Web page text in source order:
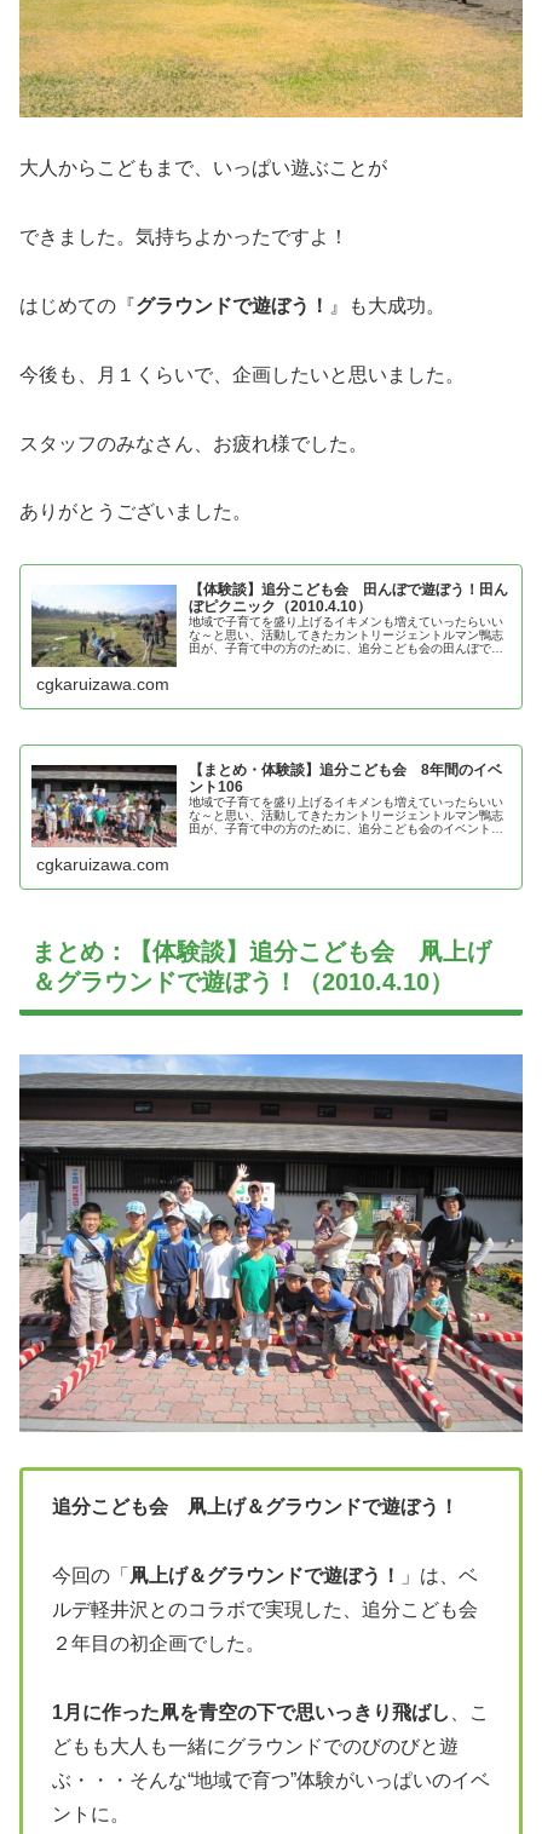
大人からこどもまで、いっぱい遊ぶことが
できました。気持ちよかったですよ！
はじめての『グラウンドで遊ぼう！ 』も大成功。
今後も、月１くらいで、企画したいと思いました。
スタッフのみなさん、お疲れ様でした。
ありがとうございました。
【体験談】追分こども会 田んぼで遊ぼう！田ん
ぼピクニック（2010.4.10）
地域で子育てを盛り上げるイキメンも増えていったらいい
な～と思い、活動してきたカントリージェントルマン鴨志
田が、子育て中の方のために、追分こども会の田んぼで遊
cgkaruizawa.com
【まとめ・体験談】追分こども会 8年間のイベ
ント106
地域で子育てを盛り上げるイキメンも増えていったらいい
な～と思い、活動してきたカントリージェントルマン鴨志
田が、子育て中の方のために、追分こども会のイベントの
cgkaruizawa.com
まとめ：【体験談】追分こども会 凧上げ
＆グラウンドで遊ぼう！（2010.4.10）
追分こども会 凧上げ＆グラウンドで遊ぼう！
今回の「 凧上げ＆グラウンドで遊ぼう！
」は、ベ
ルデ軽井沢とのコラボで実現した、追分こども会
２年目の初企画でした。
1月に作った凧を青空の下で思いっきり飛ばし
、こ
どもも大人も一緒にグラウンドでのびのびと遊
ぶ・・・そんな“地域で育つ”体験がいっぱいのイベ
ントに。